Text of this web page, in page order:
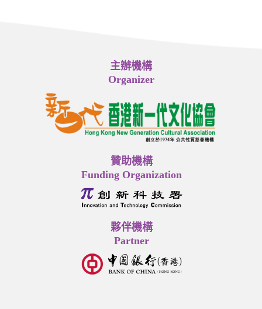
主辦機構
Organizer
贊助機構
Funding Organization
夥伴機構
Partner